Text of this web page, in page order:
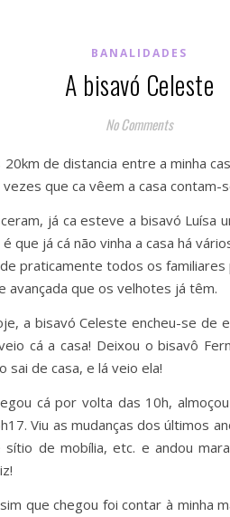
BANALIDADES
A bisavó Celeste
No Comments
de distancia entre a minha
que ca vêem a casa contam-
já ca esteve a bisavó Luísa
que já cá não vinha a casa há
praticamente todos os
avançada que os velhotes já têm.
a bisavó Celeste encheu-se de
cá a casa! Deixou o bisavô
sai de casa, e lá veio ela!
cá por volta das 10h,
Viu as mudanças dos últimos
sítio de mobília, etc. e andou
que chegou foi contar à minha